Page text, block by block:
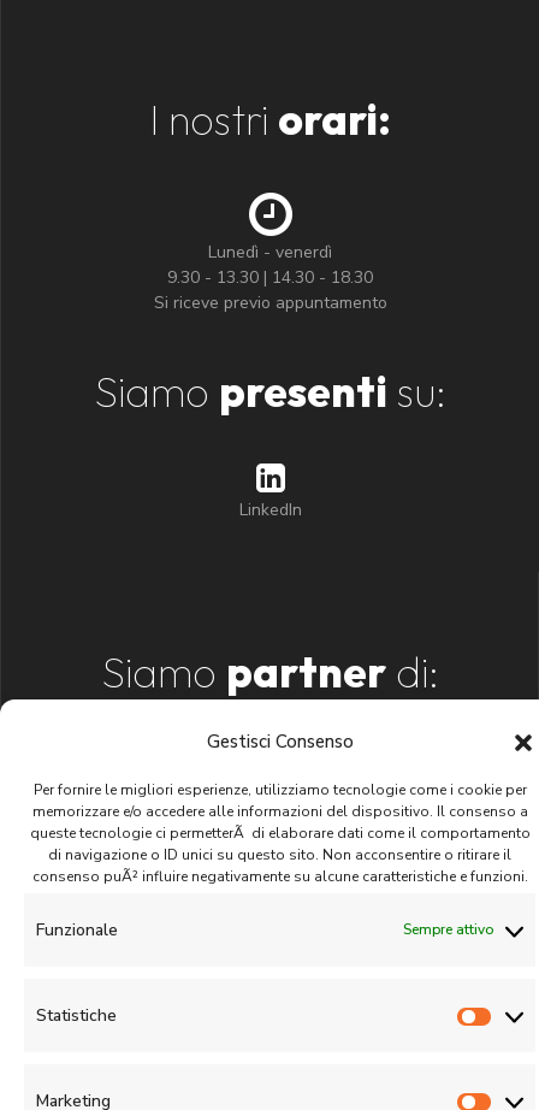
Gestisci Consenso
Per fornire le migliori esperienze, utilizziamo tecnologie come i cookie per
memorizzare e/o accedere alle informazioni del dispositivo. Il consenso a
queste tecnologie ci permetterÃ di elaborare dati come il comportamento
di navigazione o ID unici su questo sito. Non acconsentire o ritirare il
consenso puÃ² influire negativamente su alcune caratteristiche e funzioni.
Funzionale Sempre attivo
Statistiche
Marketing
I nostri orari:
Lunedì - venerdì
9.30 - 13.30 | 14.30 - 18.30
Si riceve previo appuntamento
Siamo presenti su:
LinkedIn
Siamo partnerdi:
CIQUADRO Management S.r.l.